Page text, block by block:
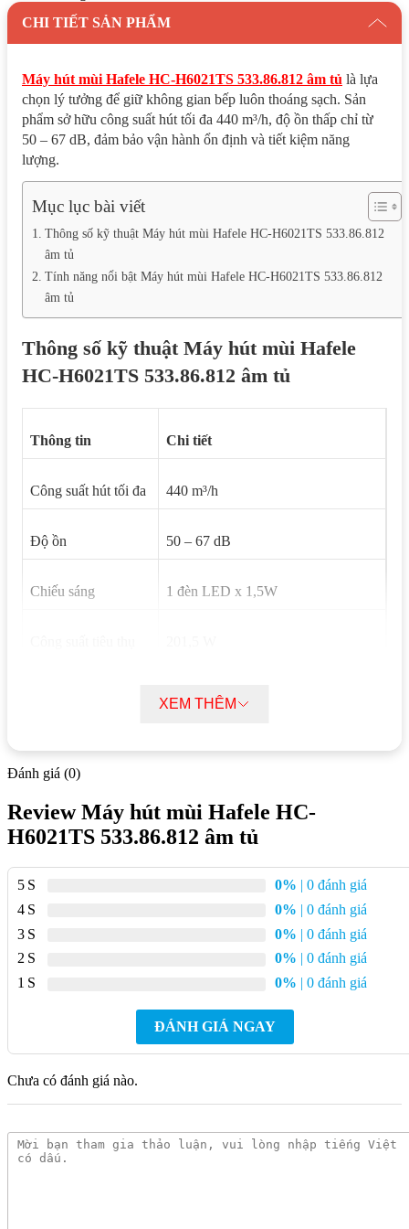
CHI TIẾT SẢN PHẨM
Máy hút mùi Hafele HC-H6021TS 533.86.812 âm tủ là lựa
chọn lý tưởng để giữ không gian bếp luôn thoáng sạch. Sản
phẩm sở hữu công suất hút tối đa 440 m³/h, độ ồn thấp chỉ từ
50 – 67 dB, đảm bảo vận hành ổn định và tiết kiệm năng
lượng.
Mục lục bài viết
Thông số kỹ thuật Máy hút mùi Hafele HC-H6021TS 533.86.812
âm tủ
Tính năng nổi bật Máy hút mùi Hafele HC-H6021TS 533.86.812
âm tủ
Thông số kỹ thuật Máy hút mùi Hafele
HC-H6021TS 533.86.812 âm tủ
Thông tin Chi tiết
Công suất hút tối đa 440 m³/h
Độ ồn 50 – 67 dB
Chiếu sáng 1 đèn LED x 1,5W
220 – 240 V.AC
phẩm
600R x (278–485)S x 200C mm
Hệ thống hút xả Tuần hoàn hoặc thông gió
Điều khiển
2 cấp độ
Bộ lọc
Phụ kiện Lọc than hoạt tính, phích cắm
XEM THÊM
Đánh giá (0)
Review Máy hút mùi Hafele HC-
H6021TS 533.86.812 âm tủ
5 0% | 0 đánh giá
4
0% | 0 đánh giá
3
0% | 0 đánh giá
2
0% | 0 đánh giá
1
0% | 0 đánh giá
ĐÁNH GIÁ NGAY
Chưa có đánh giá nào.